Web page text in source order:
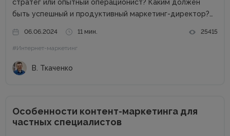
стратег или опытный операционист? Каким должен
быть успешный и продуктивный маркетинг-директор?
Directors Day рассказал Виталий Ткаченко. Виталий –
соучредитель Tkachenko & Myroniuk Marketing Agency,
имеет огромный опыт...
06.06.2024 11 мин. 25415
#Интернет-маркетинг
В. Ткаченко
Особенности контент-маркетинга для
частных специалистов